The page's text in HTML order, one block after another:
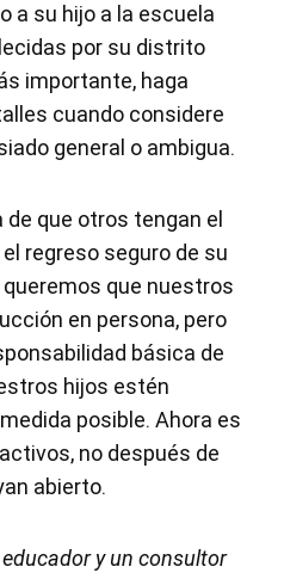
a su hijo a la escuela
por su distrito
importante, haga
cuando considere
general o ambigua.
que otros tengan el
regreso seguro de su
que nuestros
en persona, pero
básica de
hijos estén
posible. Ahora es
no después de
abierto.
y un consultor